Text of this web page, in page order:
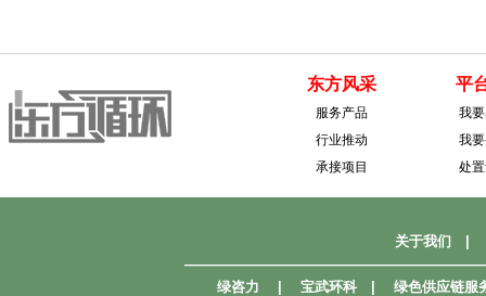
东方风采
服务产品
行业推动
承接项目
平
我
我
处
关于我们
绿咨力
宝武环科 绿色供应链服